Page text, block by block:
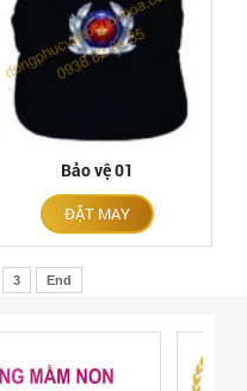
Bảo vệ 01
ĐẶT MAY
3 End